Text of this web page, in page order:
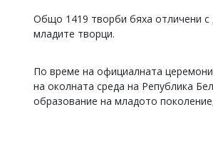
Колев,
office@flagman.bg
Коментарите
статиите
Общо 1419 творби бяха отличени с
младите творци.
По време на официалната
на околната среда на Република
образование на младото